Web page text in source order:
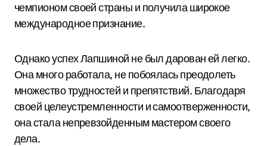
чемпионом своей страны и получила широкое
международное признание.
Однако успех Лапшиной не был дарован ей легко.
Она много работала, не побоялась преодолеть
множество трудностей и препятствий. Благодаря
своей целеустремленности и самоотверженности,
она стала непревзойденным мастером своего
дела.